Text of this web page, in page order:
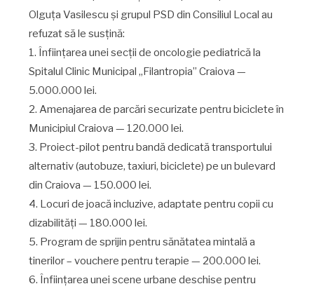
Olguța Vasilescu și grupul PSD din Consiliul Local au
refuzat să le susțină:
1. Înființarea unei secții de oncologie pediatrică la
Spitalul Clinic Municipal „Filantropia” Craiova —
5.000.000 lei.
2. Amenajarea de parcări securizate pentru biciclete în
Municipiul Craiova — 120.000 lei.
3. Proiect-pilot pentru bandă dedicată transportului
alternativ (autobuze, taxiuri, biciclete) pe un bulevard
din Craiova — 150.000 lei.
4. Locuri de joacă incluzive, adaptate pentru copii cu
dizabilități — 180.000 lei.
5. Program de sprijin pentru sănătatea mintală a
tinerilor – vouchere pentru terapie — 200.000 lei.
6. Înființarea unei scene urbane deschise pentru